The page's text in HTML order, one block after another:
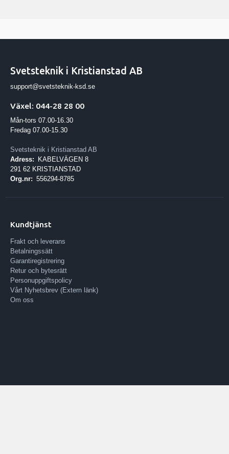
Svetsteknik i Kristianstad AB
support@svetsteknik-ksd.se
Växel: 044-28 28 00
Mån-tors 07.00-16.30
Fredag 07.00-15.30
Svetsteknik i Kristianstad AB
Adress:
KABELVÄGEN 8
291 62 KRISTIANSTAD
Org.nr: 556294-8785
Kundtjänst
Frakt och leverans
Betalningssätt
Garantiregistrering
Retur och bytesrätt
Personuppgiftspolicy
Vårt Nyhetsbrev (Extern länk)
Om oss